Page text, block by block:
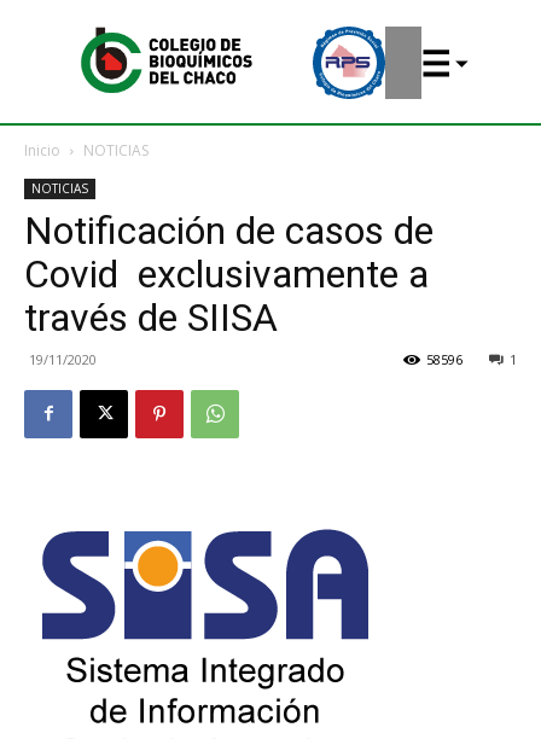
Inicio NOTICIAS
NOTICIAS
Notificación de casos de
Covid exclusivamente a
través de SIISA
19/11/2020 1
58596